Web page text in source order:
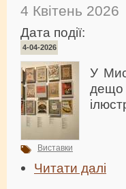
4 Квітень 2026
Дата події:
4-04-2026
У
дещо
Виставки
Читати далі